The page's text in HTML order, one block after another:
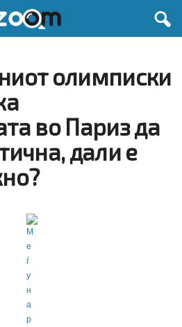
олимписки
во Париз да
дали е